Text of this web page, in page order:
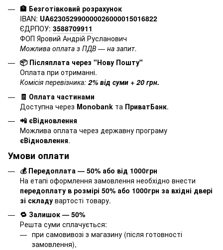
🏦 Безготівковий розрахунок
IBAN: UA623052990000026000015016822
ЄДРПОУ: 3588709911
ФОП Яровий Андрій Русланович
Можлива оплата з ПДВ — на запит.
📦 Післяплата через "Нову Пошту"
Оплата при отриманні.
Комісія перевізника: 2% від суми + 20 грн.
🧾 Оплата частинами
Доступна через Monobank та ПриватБанк.
📲 єВідновлення
Можлива оплата через державну програму
єВідновлення.
Умови оплати
💰 Передоплата — 50% або від 1000грн
На етапі оформлення замовлення необхідно внести
передоплату в розмірі 50% або 1000грн за вхідні двері
зі складу вартості товару.
🔁 Залишок — 50%
Решта суми сплачується:
при самовивозі з магазину (після готовності
замовлення),